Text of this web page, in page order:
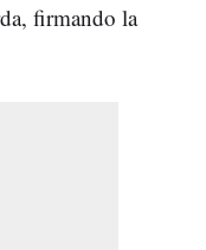
firmando la